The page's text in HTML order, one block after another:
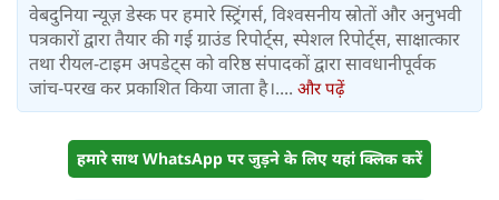
वेबदुनिया न्यूज़ डेस्क पर हमारे स्ट्रिंगर्स, विश्वसनीय स्रोतों और अनुभवी
पत्रकारों द्वारा तैयार की गई ग्राउंड रिपोर्ट्स, स्पेशल रिपोर्ट्स, साक्षात्कार
तथा रीयल-टाइम अपडेट्स को वरिष्ठ संपादकों द्वारा सावधानीपूर्वक
जांच-परख कर प्रकाशित किया जाता है।.... और पढ़ें
हमारे साथ WhatsApp पर जुड़ने के लिए यहां क्लिक करें